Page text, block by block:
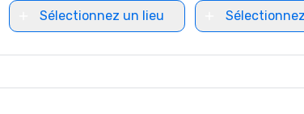
Sélectionnez un lieu Sélectionnez